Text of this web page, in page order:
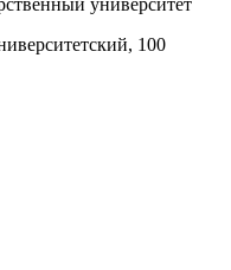
университет
100